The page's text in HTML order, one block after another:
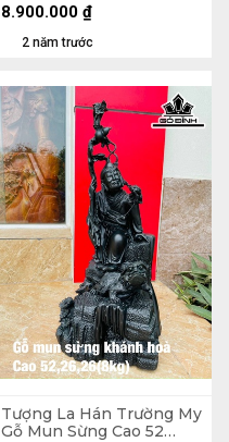
2 năm trước
8.900.000 ₫
Tượng La Hán Trường My
Gỗ Mun Sừng Cao 52